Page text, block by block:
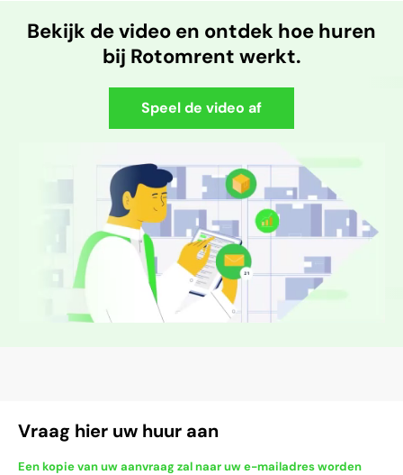
Bekijk de video en ontdek hoe huren
bij Rotomrent werkt.
Speel de video af
Vraag hier uw huur aan
Een kopie van uw aanvraag zal naar uw e-mailadres worden